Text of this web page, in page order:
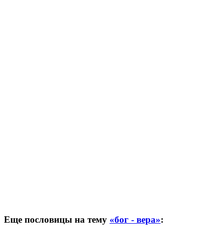
Еще пословицы на тему «бог - вера»: